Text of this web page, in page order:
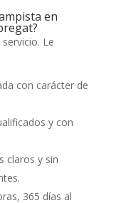
en
Le
con carácter de
y con
claros y sin
365 días al